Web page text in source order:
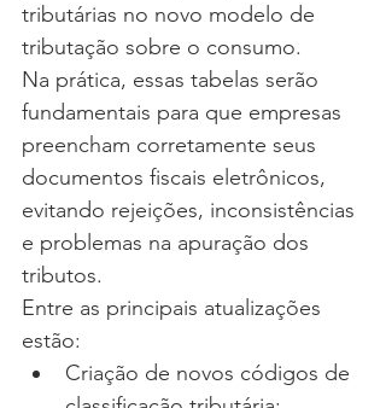
tributárias no novo modelo de
tributação sobre o consumo.
Na prática, essas tabelas serão
fundamentais para que empresas
preencham corretamente seus
documentos fiscais eletrônicos,
evitando rejeições, inconsistências
e problemas na apuração dos
tributos.
Entre as principais atualizações
estão:
Criação de novos códigos de